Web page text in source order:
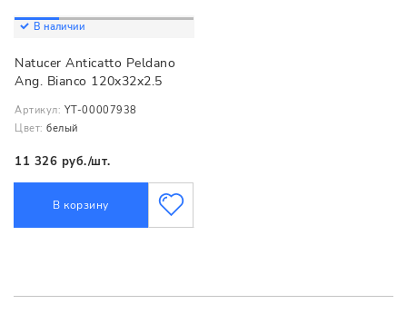
В наличии
Natucer Anticatto Peldano
Ang. Bianco 120x32x2.5
Артикул: YT-00007938
Цвет: белый
11 326 руб./шт.
В корзину